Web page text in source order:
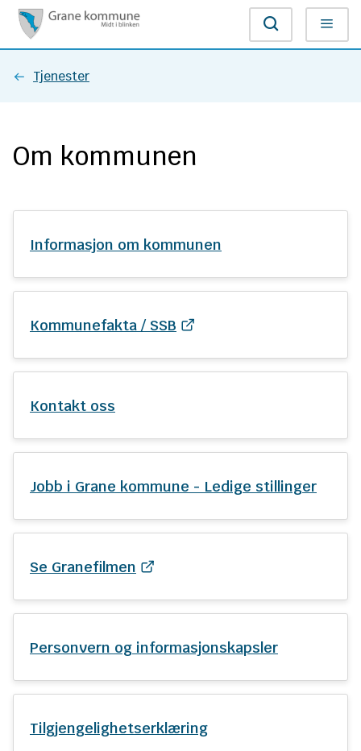
r
e
o
m
m
u
n
Søk Meny
Du
her:
Tjenester
Om kommunen
Informasjon om kommunen
Kommunefakta / SSB
Kontakt oss
Jobb i Grane kommune - Ledige stillinger
Se Granefilmen
Personvern og informasjonskapsler
Tilgjengelighetserklæring